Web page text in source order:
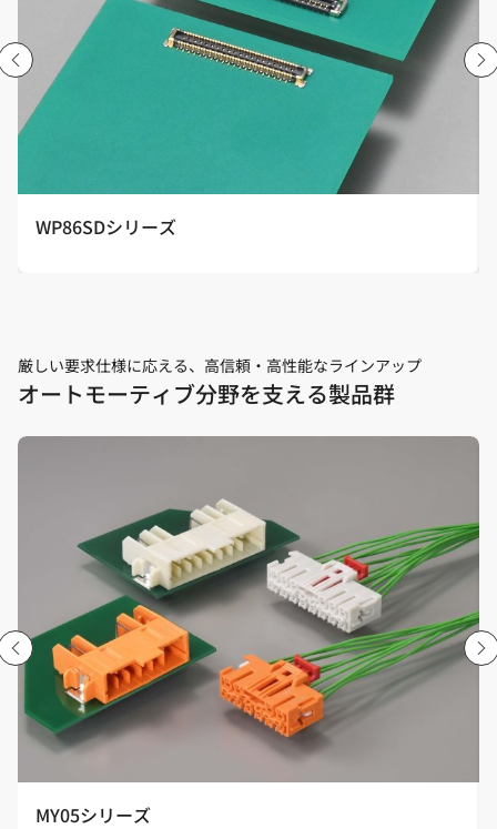
WP86SDシリーズ
厳しい要求仕様に応える、高信頼・高性能なラインアップ
オートモーティブ分野を支える製品群
MY05シリーズ